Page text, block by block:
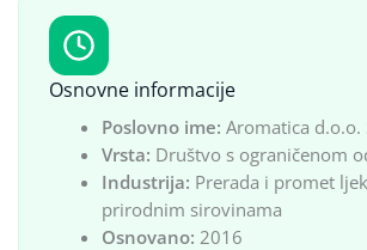
Osnovne informacije
Poslovno ime: Aromatica d.o.o.
Vrsta: Društvo s ograničenom
Industrija: Prerada i promet
prirodnim sirovinama
Osnovano: 2016